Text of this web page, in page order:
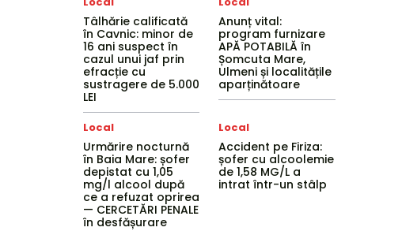
Tâlhărie calificată
în Cavnic: minor de
16 ani suspect în
cazul unui jaf prin
efracție cu
sustragere de 5.000
LEI
Anunț vital:
program furnizare
APĂ POTABILĂ în
Șomcuta Mare,
Ulmeni și localitățile
aparținătoare
Local
Urmărire nocturnă
în Baia Mare: șofer
depistat cu 1,05
mg/l alcool după
ce a refuzat oprirea
— CERCETĂRI PENALE
în desfășurare
Local
Accident pe Firiza:
șofer cu alcoolemie
de 1,58 MG/L a
intrat într-un stâlp